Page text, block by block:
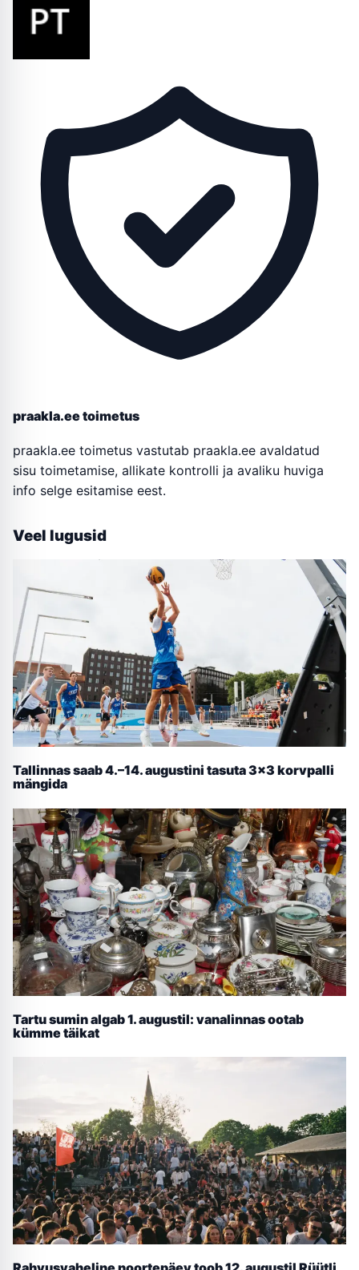
praakla.ee toimetus
praakla.ee toimetus vastutab praakla.ee avaldatud
sisu toimetamise, allikate kontrolli ja avaliku huviga
info selge esitamise eest.
Veel lugusid
Tallinnas saab 4.–14. augustini tasuta 3×3 korvpalli
mängida
Tartu sumin algab 1. augustil: vanalinnas ootab
kümme täikat